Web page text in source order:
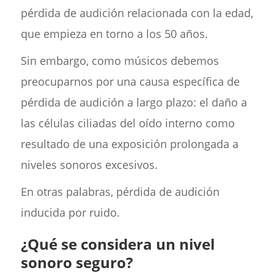
pérdida de audición relacionada con la edad,
que empieza en torno a los 50 años.
Sin embargo, como músicos debemos
preocuparnos por una causa específica de
pérdida de audición a largo plazo: el daño a
las células ciliadas del oído interno como
resultado de una exposición prolongada a
niveles sonoros excesivos.
En otras palabras, pérdida de audición
inducida por ruido.
¿Qué se considera un nivel
sonoro seguro?